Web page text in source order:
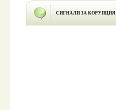
СИГНАЛИ ЗА КОРУПЦИЯ